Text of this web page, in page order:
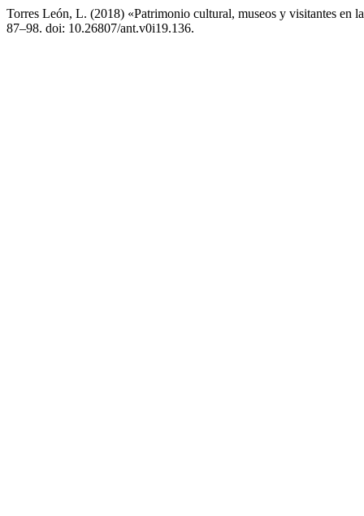
Torres León, L. (2018) «Patrimonio cultural, museos y visitantes en
87–98. doi: 10.26807/ant.v0i19.136.